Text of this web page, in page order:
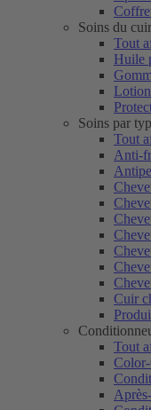
Soins du
Tout
Huile
Soins par
Tout
Anti-
Cuir
Tout